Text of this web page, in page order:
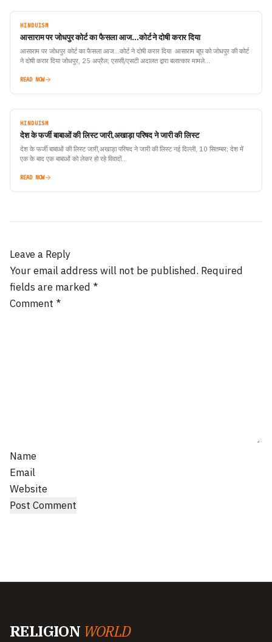
HINDUISM
आसाराम पर जोधपुर कोर्ट का फैसला आज…कोर्ट ने दोषी करार दिया
आसाराम पर जोधपुर कोर्ट का फैसला आज…कोर्ट ने दोषी करार दिया आसाराम बाूप को जोधपुर की कोर्ट
ने दोषी करार दिया जोधपुर, 25 अप्रैल; एससी/एसटी अदालत द्वारा बलात्कार मामले…
READ NOW
HINDUISM
देश के फर्जी बाबाओं की लिस्ट जारी,अखाड़ा परिषद ने जारी की लिस्ट
देश के फर्जी बाबाओं की लिस्ट जारी,अखाड़ा परिषद ने जारी की लिस्ट नई दिल्ली, 10 सितम्बर; देश में
एक के बाद एक बाबाओं को लेकर हो रहे विवादों…
READ NOW
Leave a Reply
Your email address will not be published. Required
fields are marked *
Comment *
Name
Email
Website
RELIGION WORLD